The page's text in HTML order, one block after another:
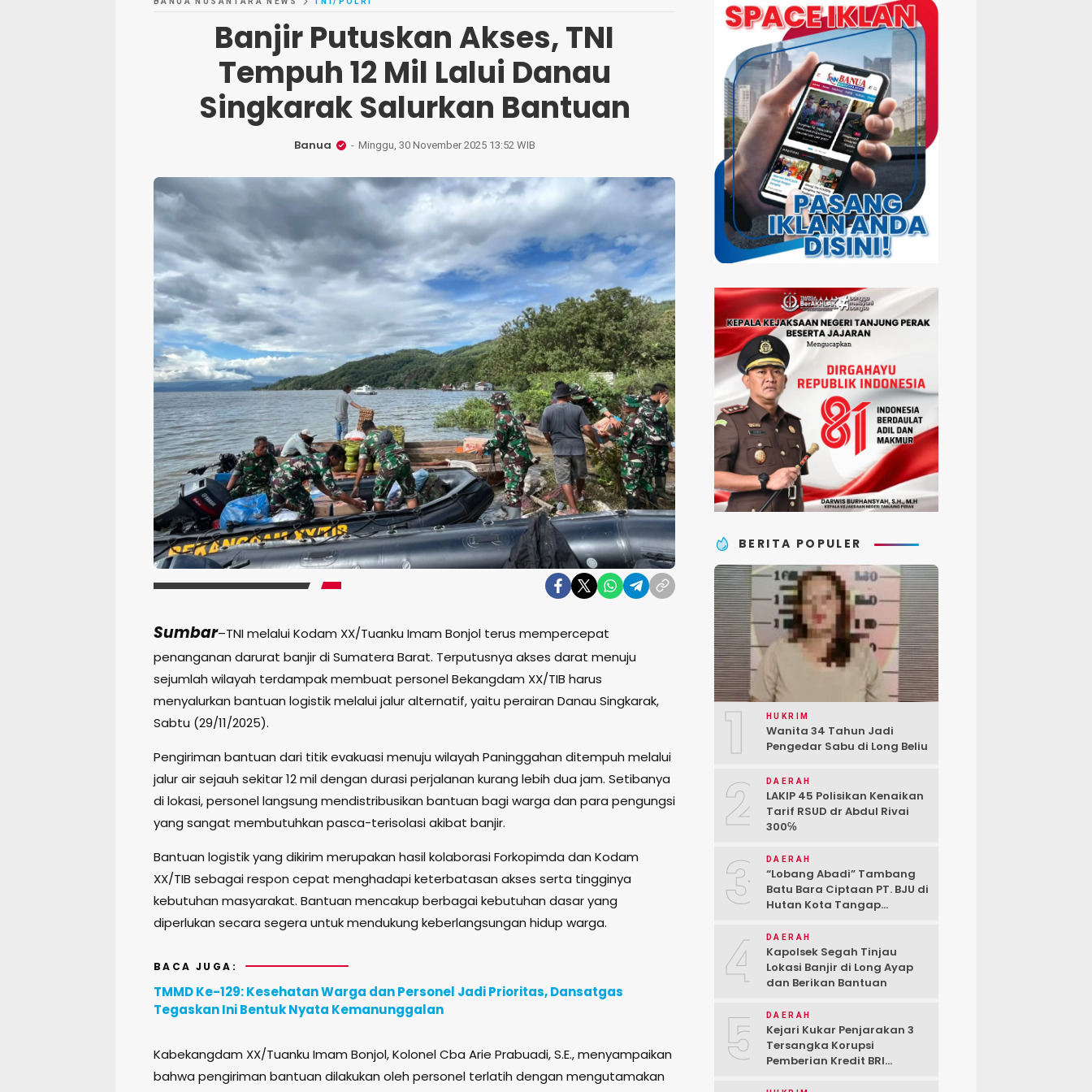
Banjir Putuskan Akses, TNI
Tempuh 12 Mil Lalui Danau
Singkarak Salurkan Bantuan
Banua Minggu, 30 November 2025 13:52 WIB
Sumbar–TNI melalui Kodam XX/Tuanku Imam Bonjol terus mempercepat
penanganan darurat banjir di Sumatera Barat. Terputusnya akses darat menuju
sejumlah wilayah terdampak membuat personel Bekangdam XX/TIB harus
menyalurkan bantuan logistik melalui jalur alternatif, yaitu perairan Danau Singkarak,
Sabtu (29/11/2025).
Pengiriman bantuan dari titik evakuasi menuju wilayah Paninggahan ditempuh melalui
jalur air sejauh sekitar 12 mil dengan durasi perjalanan kurang lebih dua jam. Setibanya
di lokasi, personel langsung mendistribusikan bantuan bagi warga dan para pengungsi
yang sangat membutuhkan pasca-terisolasi akibat banjir.
Bantuan logistik yang dikirim merupakan hasil kolaborasi Forkopimda dan Kodam
XX/TIB sebagai respon cepat menghadapi keterbatasan akses serta tingginya
kebutuhan masyarakat. Bantuan mencakup berbagai kebutuhan dasar yang
diperlukan secara segera untuk mendukung keberlangsungan hidup warga.
BACA JUGA:
TMMD Ke-129: Kesehatan Warga dan Personel Jadi Prioritas, Dansatgas
Tegaskan Ini Bentuk Nyata Kemanunggalan
Kabekangdam XX/Tuanku Imam Bonjol, Kolonel Cba Arie Prabuadi, S.E., menyampaikan
bahwa pengiriman bantuan dilakukan oleh personel terlatih dengan mengutamakan
BERITA POPULER
1 HUKRIM
Wanita 34 Tahun Jadi
Pengedar Sabu di Long Beliu
2 DAERAH
LAKIP 45 Polisikan Kenaikan
Tarif RSUD dr Abdul Rivai
300℅
3 DAERAH
“Lobang Abadi” Tambang
Batu Bara Ciptaan PT. BJU di
Hutan Kota Tangap
4 DAERAH
Kapolsek Segah Tinjau
Lokasi Banjir di Long Ayap
dan Berikan Bantuan
5 DAERAH
Kejari Kukar Penjarakan 3
Tersangka Korupsi
Pemberian Kredit BRI